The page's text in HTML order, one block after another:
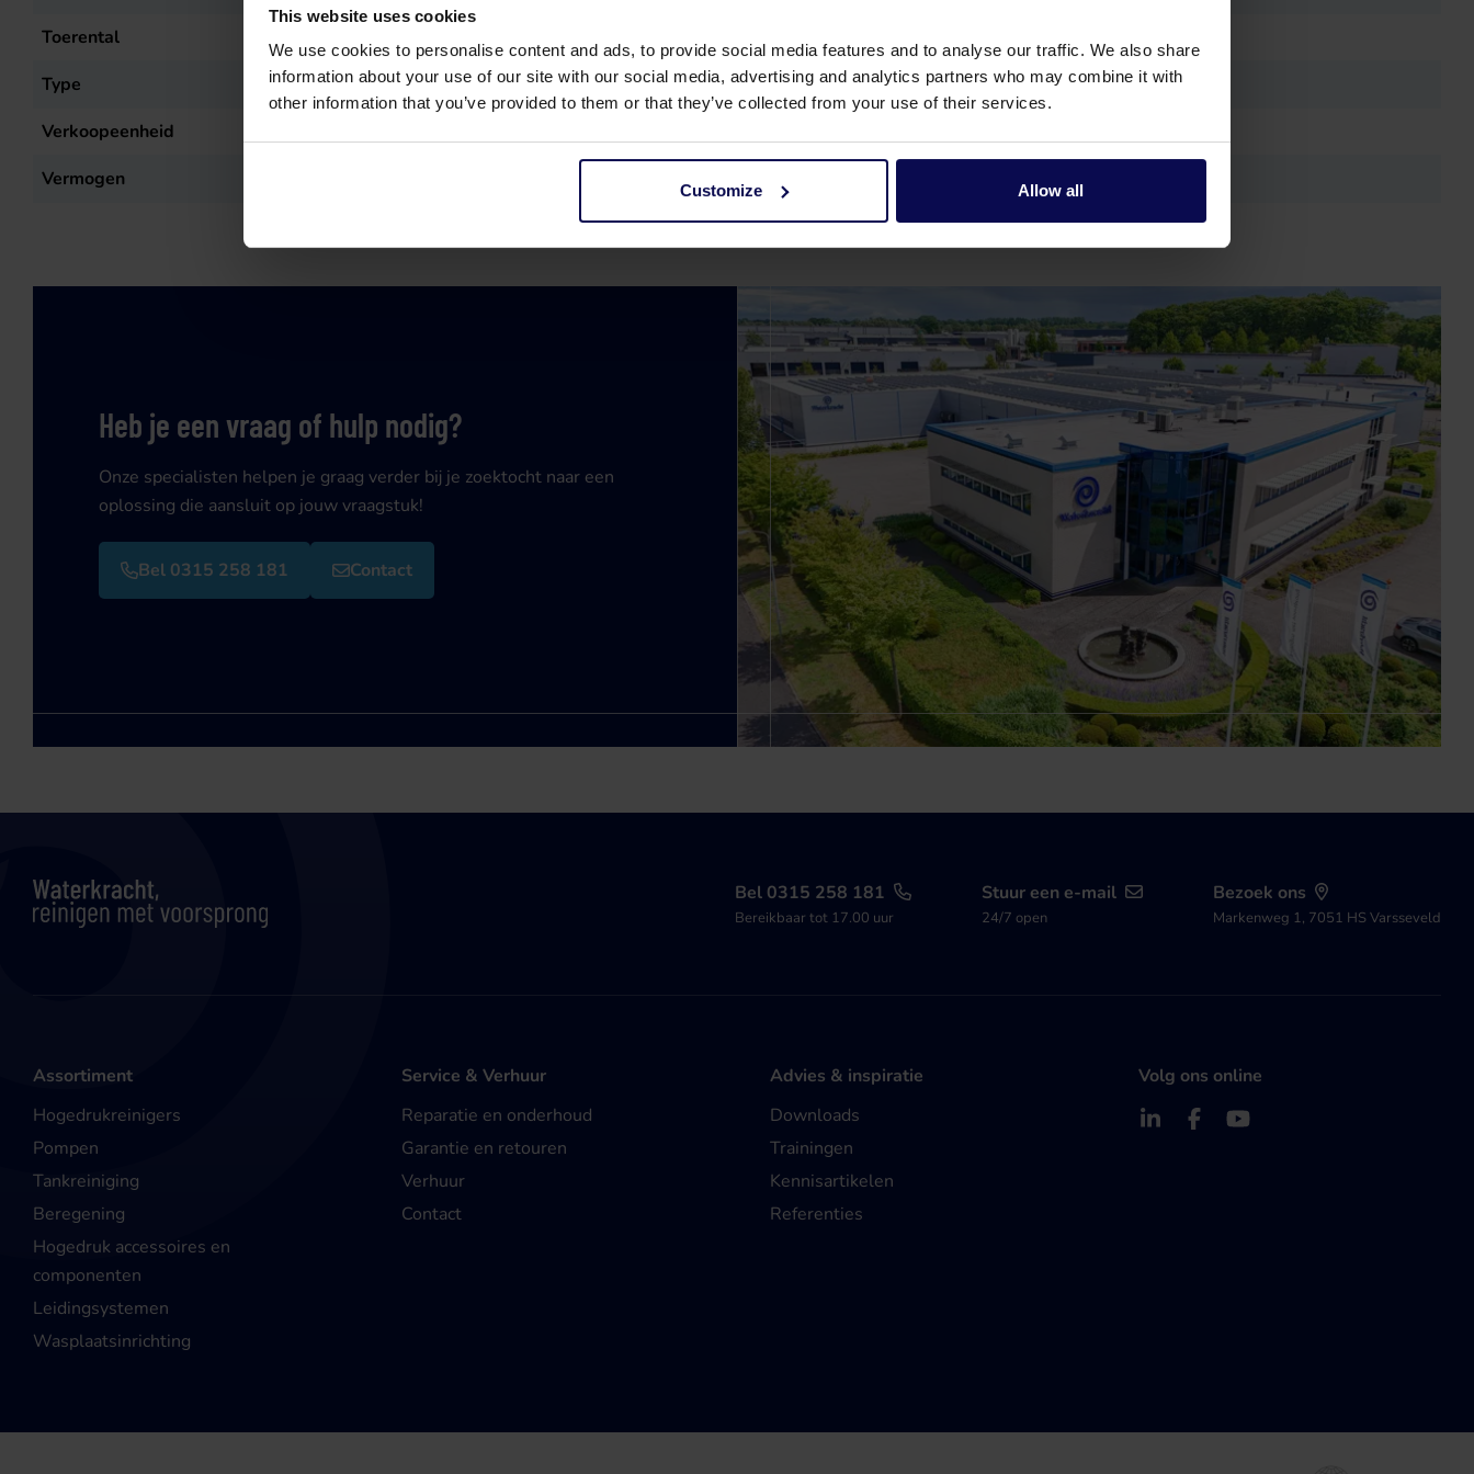
This website uses cookies
We use cookies to personalise content and ads, to provide social media features and to analyse our traffic. We also share
information about your use of our site with our social media, advertising and analytics partners who may combine it with
other information that you’ve provided to them or that they’ve collected from your use of their services.
Customize Allow all
Toerental
Type
T88
Verkoopeenheid
Vermogen
Heb je een vraag of hulp nodig?
Onze specialisten helpen je graag verder bij je zoektocht naar een
oplossing die aansluit op jouw vraagstuk!
Bel 0315 258 181 Contact
Bel 0315 258 181
Bereikbaar tot 17.00 uur
Stuur een e-mail
24/7 open
Bezoek ons
Markenweg 1, 7051 HS Varsseveld
Assortiment
Hogedrukreinigers
Pompen
Tankreiniging
Beregening
Hogedruk accessoires en
componenten
Leidingsystemen
Wasplaatsinrichting
Service & Verhuur
Reparatie en onderhoud
Garantie en retouren
Verhuur
Contact
Advies & inspiratie
Downloads
Trainingen
Kennisartikelen
Referenties
Volg ons online